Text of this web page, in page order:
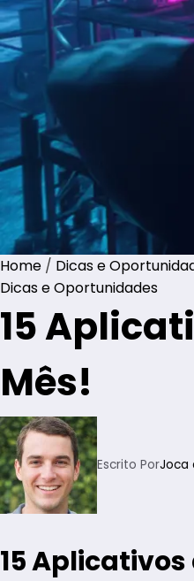
Home / Dicas e
Dicas e Oportunidades
15
Mês!
Escrito PorJoca
15